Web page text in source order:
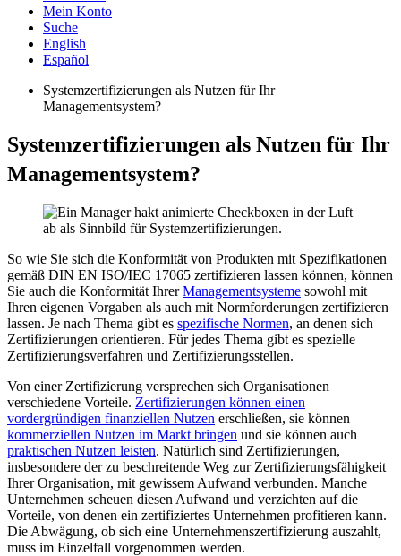
Mein Konto
Suche
English
Español
Systemzertifizierungen als Nutzen für Ihr
Managementsystem?
Systemzertifizierungen als Nutzen für Ihr
Managementsystem?
So wie Sie sich die Konformität von Produkten mit Spezifikationen
gemäß DIN EN ISO/IEC 17065 zertifizieren lassen können, können
Sie auch die Konformität IhrerManagementsysteme sowohl mit
Ihren eigenen Vorgaben als auch mit Normforderungen zertifizieren
lassen. Je nach Thema gibt es spezifische Normen, an denen sich
Zertifizierungen orientieren. Für jedes Thema gibt es spezielle
Zertifizierungsverfahren und Zertifizierungsstellen.
Von einer Zertifizierung versprechen sich Organisationen
verschiedene Vorteile. Zertifizierungen können einen
vordergründigen finanziellen Nutzen erschließen, sie können
kommerziellen Nutzen im Markt bringen und sie können auch
praktischen Nutzen leisten. Natürlich sind Zertifizierungen,
insbesondere der zu beschreitende Weg zur Zertifizierungsfähigkeit
Ihrer Organisation, mit gewissem Aufwand verbunden. Manche
Unternehmen scheuen diesen Aufwand und verzichten auf die
Vorteile, von denen ein zertifiziertes Unternehmen profitieren kann.
Die Abwägung, ob sich eine Unternehmenszertifizierung auszahlt,
muss im Einzelfall vorgenommen werden.